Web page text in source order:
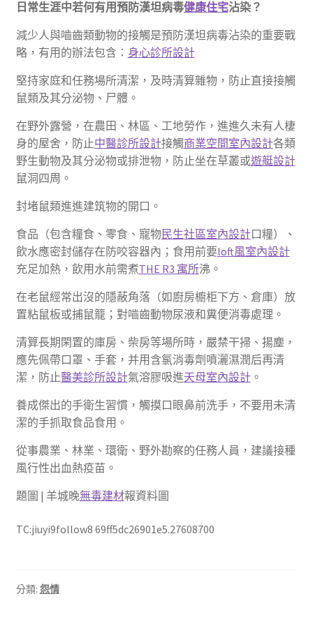
日常生涯中若何有用預防漢坦病毒健康住宅沾染？
減少人與嚙齒類動物的接觸是預防漢坦病毒沾染的重要戰
略，有用的辦法包含： 身心診所設計
堅持家庭和任務場所清潔，及時清算雜物，防止直接接觸
鼠類及其分泌物、尸體。
在野外露營，在農田、林區、工地勞作，進進久未有人棲
身的屋舍，防止中醫診所設計接觸商業空間室內設計各類
野生動物及其分泌物或排泄物，防止坐在草叢或遊艇設計
鼠洞四周。
封堵鼠類進進建筑物的開口。
食品（包含糧食、零食、寵物民生社區室內設計口糧）、
飲水應密封儲存在防咬容器內；食用前要loft風室內設計
充足加熱，飲用水前需煮THE R3 寓所沸。
在老鼠經常出沒的隱蔽角落（如廚房櫥柜下方、倉庫）放
置粘鼠板或捕鼠籠；對嚙齒動物尿液和糞便消毒處理。
清算長期閑置的庫房、柴房等場所時，嚴禁干掃、揚塵，
應先佩帶口罩、手套，并用含氯消毒劑噴灑濕潤后再清
潔，防止醫美診所設計氣溶膠吸進天母室內設計。
養成傑出的手衛生習慣，觸摸口眼鼻前洗手，不要用未清
潔的手抓取食品食用。
從事農業、林業、環衛、野外勘察的任務人員，建議接種
風行性出血熱疫苗。
題圖 | 羊城晚無毒建材報資料圖
TC:jiuyi9follow8 69ff5dc26901e5.27608700
分類: 怨情